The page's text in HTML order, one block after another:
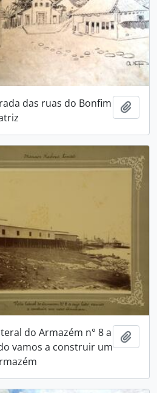
de transferência
das ruas do Bonfim
de transferência
do Armazém n° 8 a
vamos a construir um